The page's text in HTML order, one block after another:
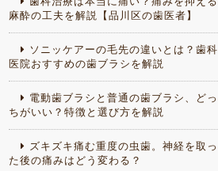
麻酔の工夫を解説【品川区の歯医者】
ソニッケアーの毛先の違いとは？歯科
医院おすすめの歯ブラシを解説
電動歯ブラシと普通の歯ブラシ、どっ
ちがいい？特徴と選び方を解説
ズキズキ痛む重度の虫歯。神経を取っ
た後の痛みはどう変わる？